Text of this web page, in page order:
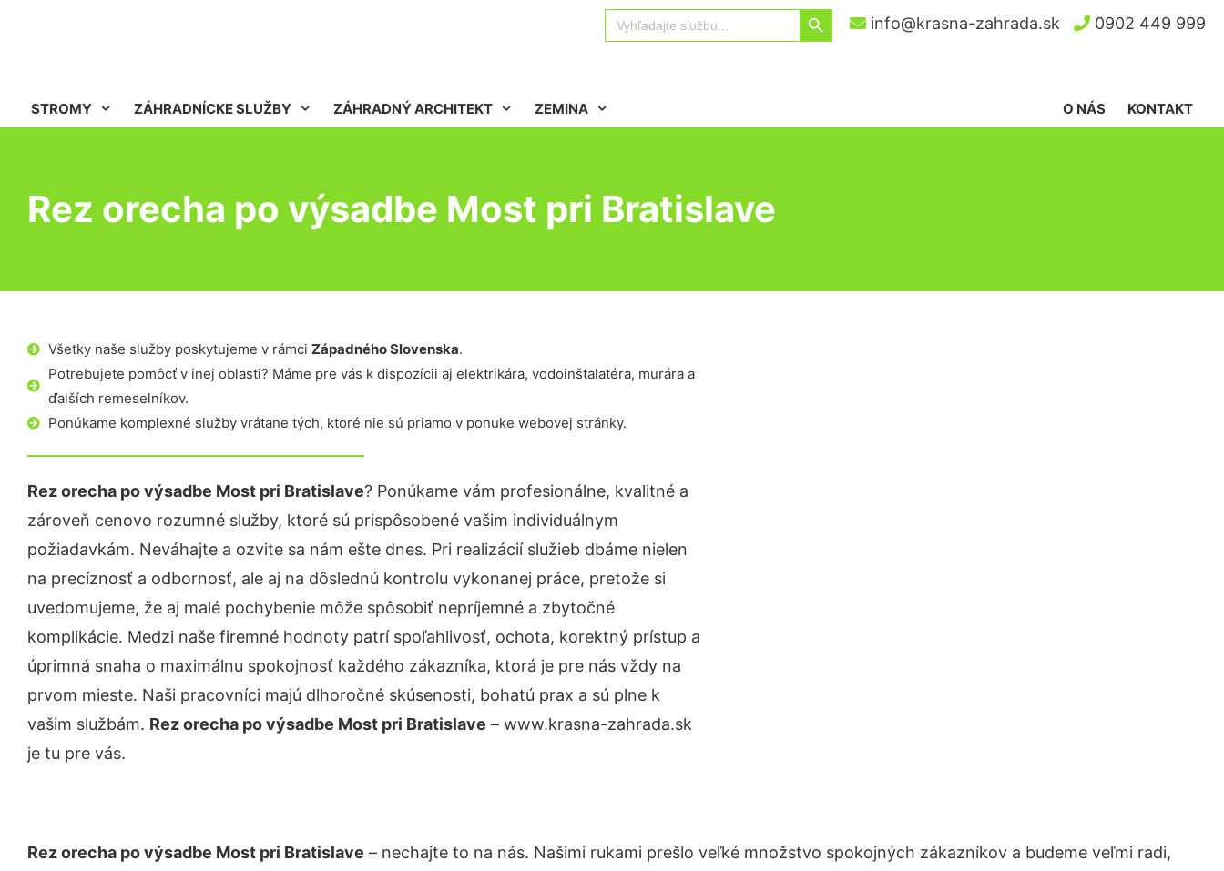
Search
for:
Search Button
info@krasna-zahrada.sk 0902 449 999
STROMY ZÁHRADNÍCKE SLUŽBY ZÁHRADNÝ ARCHITEKT ZEMINA KONTAKT
O NÁS
Rez orecha po výsadbe Most pri Bratislave
Všetky naše služby poskytujeme v rámci Západného Slovenska.
Potrebujete pomôcť v inej oblasti? Máme pre vás k dispozícii aj elektrikára, vodoinštalatéra, murára a
ďalších remeselníkov.
Ponúkame komplexné služby vrátane tých, ktoré nie sú priamo v ponuke webovej stránky.
Rez orecha po výsadbe Most pri Bratislave? Ponúkame vám profesionálne, kvalitné a
zároveň cenovo rozumné služby, ktoré sú prispôsobené vašim individuálnym
požiadavkám. Neváhajte a ozvite sa nám ešte dnes. Pri realizácií služieb dbáme nielen
na precíznosť a odbornosť, ale aj na dôslednú kontrolu vykonanej práce, pretože si
uvedomujeme, že aj malé pochybenie môže spôsobiť nepríjemné a zbytočné
komplikácie. Medzi naše firemné hodnoty patrí spoľahlivosť, ochota, korektný prístup a
úprimná snaha o maximálnu spokojnosť každého zákazníka, ktorá je pre nás vždy na
prvom mieste. Naši pracovníci majú dlhoročné skúsenosti, bohatú prax a sú plne k
vašim službám. Rez orecha po výsadbe Most pri Bratislave – www.krasna-zahrada.sk
je tu pre vás.
Rez orecha po výsadbe Most pri Bratislave – nechajte to na nás. Našimi rukami prešlo veľké množstvo spokojných zákazníkov a budeme veľmi radi,